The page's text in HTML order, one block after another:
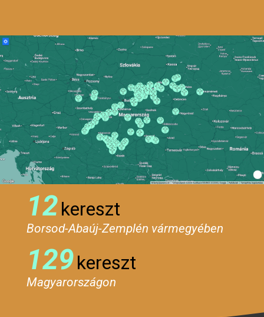
12kereszt
Borsod-Abaúj-Zemplén vármegyében
129kereszt
Magyarországon